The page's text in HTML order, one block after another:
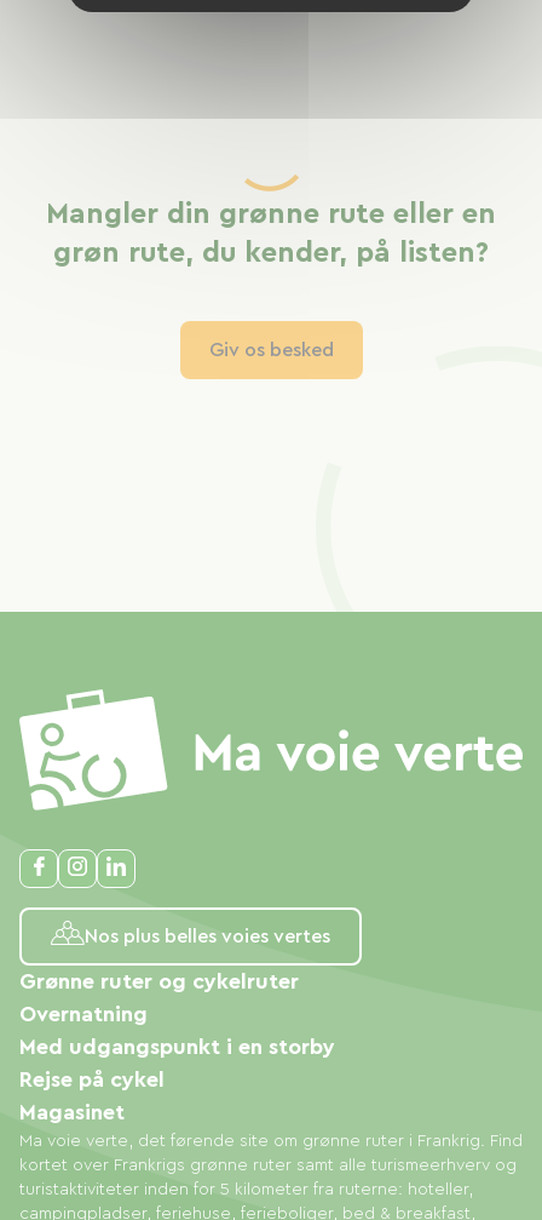
Mangler din grønne rute eller en
grøn rute, du kender, på listen?
Giv os besked
Nos plus belles voies vertes
Ma voie verte, det førende site om grønne ruter i Frankrig. Find
kortet over Frankrigs grønne ruter samt alle turismeerhverv og
turistaktiviteter inden for 5 kilometer fra ruterne: hoteller,
campingpladser, feriehuse, ferieboliger, bed & breakfast,
Grønne ruter og cykelruter
Overnatning
Med udgangspunkt i en storby
Rejse på cykel
Magasinet